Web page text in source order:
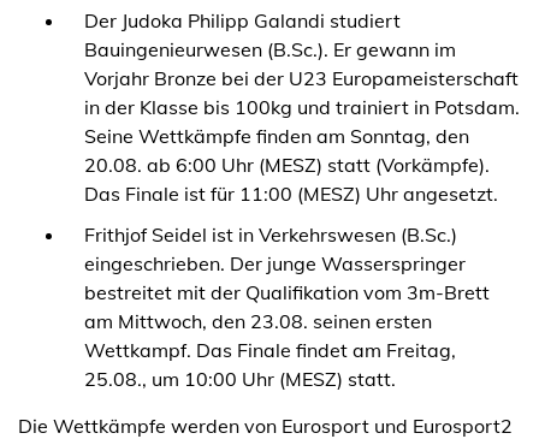
Der Judoka Philipp Galandi studiert
Bauingenieurwesen (B.Sc.). Er gewann im
Vorjahr Bronze bei der U23 Europameisterschaft
in der Klasse bis 100kg und trainiert in Potsdam.
Seine Wettkämpfe finden am Sonntag, den
20.08. ab 6:00 Uhr (MESZ) statt (Vorkämpfe).
Das Finale ist für 11:00 (MESZ) Uhr angesetzt.
Frithjof Seidel ist in Verkehrswesen (B.Sc.)
eingeschrieben. Der junge Wasserspringer
bestreitet mit der Qualifikation vom 3m-Brett
am Mittwoch, den 23.08. seinen ersten
Wettkampf. Das Finale findet am Freitag,
25.08., um 10:00 Uhr (MESZ) statt.
Die Wettkämpfe werden von Eurosport und Eurosport2